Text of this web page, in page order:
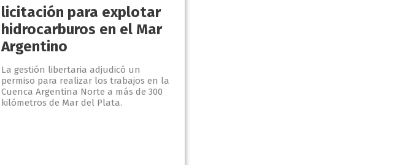
licitación para explotar
hidrocarburos en el Mar
Argentino
La gestión libertaria adjudicó un
permiso para realizar los trabajos en la
Cuenca Argentina Norte a más de 300
kilómetros de Mar del Plata.